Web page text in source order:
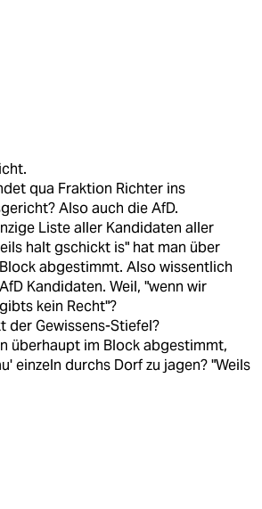
qua Fraktion Richter ins
Also auch die AfD.
Liste aller Kandidaten aller
halt gschickt is" hat man über
abgestimmt. Also wissentlich
Kandidaten. Weil, "wenn wir
kein Recht"?
der Gewissens-Stiefel?
überhaupt im Block abgestimmt,
einzeln durchs Dorf zu jagen? "Weils